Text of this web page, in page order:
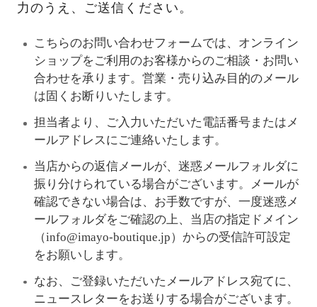
力のうえ、ご送信ください。
こちらのお問い合わせフォームでは、オンライン
ショップをご利用のお客様からのご相談・お問い
合わせを承ります。営業・売り込み目的のメール
は固くお断りいたします。
担当者より、ご入力いただいた電話番号またはメ
ールアドレスにご連絡いたします。
当店からの返信メールが、迷惑メールフォルダに
振り分けられている場合がございます。メールが
確認できない場合は、お手数ですが、一度迷惑メ
ールフォルダをご確認の上、当店の指定ドメイン
（info@imayo-boutique.jp）からの受信許可設定
をお願いします。
なお、ご登録いただいたメールアドレス宛てに、
ニュースレターをお送りする場合がございます。